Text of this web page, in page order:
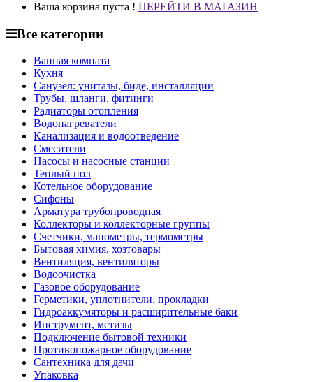
Ваша корзина пуста ! ПЕРЕЙТИ В МАГАЗИН
Все категории
Ванная комната
Кухня
Санузел: унитазы, биде, инсталляции
Трубы, шланги, фитинги
Радиаторы отопления
Водонагреватели
Канализация и водоотведение
Смесители
Насосы и насосные станции
Теплый пол
Котельное оборудование
Сифоны
Арматура трубопроводная
Коллекторы и коллекторные группы
Счетчики, манометры, термометры
Бытовая химия, хозтовары
Вентиляция, вентиляторы
Водоочистка
Газовое оборудование
Герметики, уплотнители, прокладки
Гидроаккумяторы и расширительные баки
Инструмент, метизы
Подключение бытовой техники
Противопожарное оборудование
Сантехника для дачи
Упаковка